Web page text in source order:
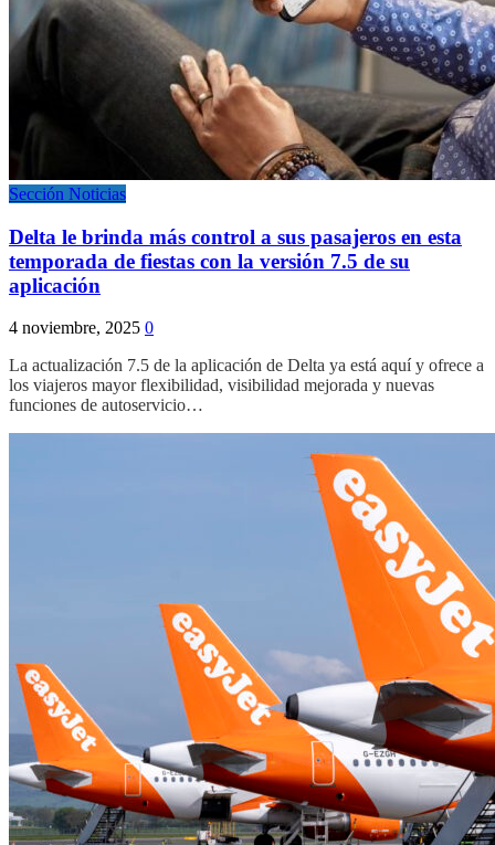
Sección Noticias
Delta le brinda más control a sus pasajeros en esta
temporada de fiestas con la versión 7.5 de su
aplicación
4 noviembre, 2025 0
La actualización 7.5 de la aplicación de Delta ya está aquí y ofrece a
los viajeros mayor flexibilidad, visibilidad mejorada y nuevas
funciones de autoservicio…